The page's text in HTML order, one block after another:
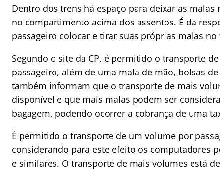
Dentro dos trens há espaço para deixar as malas
no compartimento acima dos assentos. É da
passageiro colocar e tirar suas próprias malas no
Segundo o site da CP, é permitido o transporte
passageiro, além de uma mala de mão, bolsas
também informam que o transporte de mais
disponível e que mais malas podem ser
bagagem, podendo ocorrer a cobrança de uma
É permitido o transporte de um volume por
considerando para este efeito os computadores
e similares. O transporte de mais volumes está